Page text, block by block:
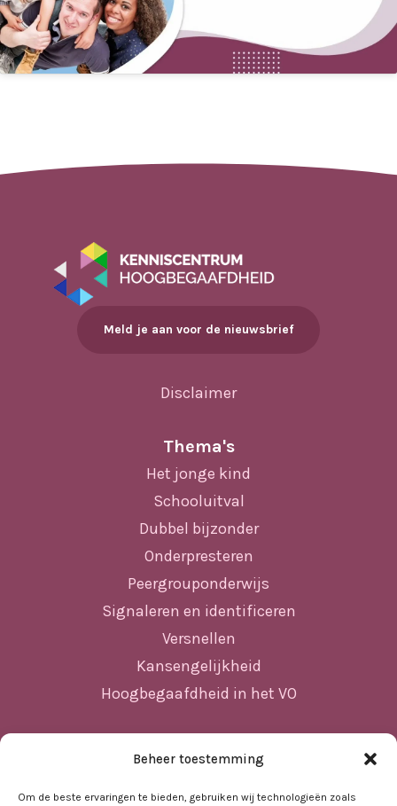
Beheer toestemming
Om de beste ervaringen te bieden, gebruiken wij technologieën zoals
Meld je aan voor de nieuwsbrief
Disclaimer
Thema's
Het jonge kind
Schooluitval
Dubbel bijzonder
Onderpresteren
Peergrouponderwijs
Signaleren en identificeren
Versnellen
Kansengelijkheid
Hoogbegaafdheid in het VO
Home